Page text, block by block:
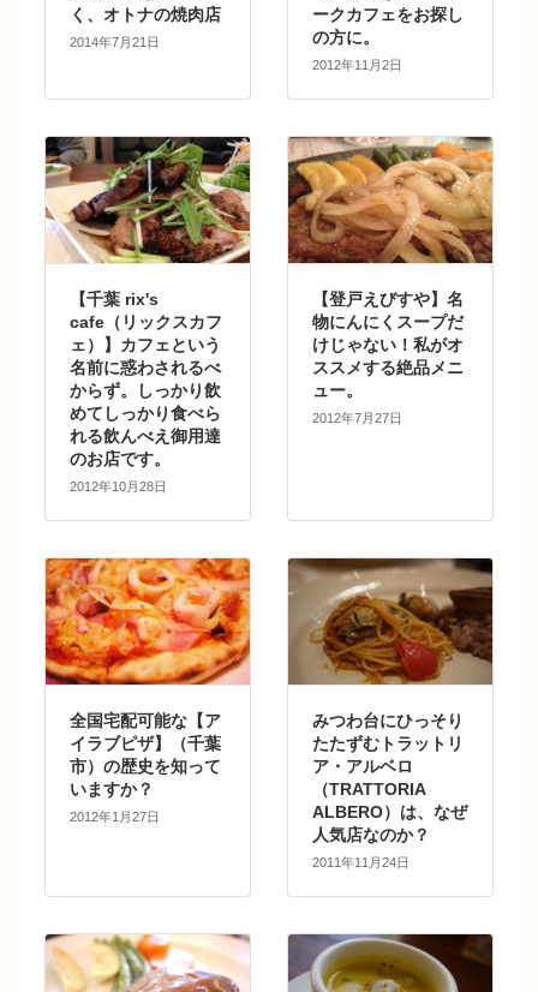
く、オトナの焼肉店
2014年7月21日
ークカフェをお探し
の方に。
2012年11月2日
【千葉 rix's
cafe（リックスカフ
ェ）】カフェという
名前に惑わされるべ
からず。しっかり飲
めてしっかり食べら
れる飲んべえ御用達
のお店です。
2012年10月28日
【登戸えびすや】名
物にんにくスープだ
けじゃない！私がオ
ススメする絶品メニ
ュー。
2012年7月27日
全国宅配可能な【ア
イラブピザ】（千葉
市）の歴史を知って
いますか？
2012年1月27日
みつわ台にひっそり
たたずむトラットリ
ア・アルベロ
（TRATTORIA
ALBERO）は、なぜ
人気店なのか？
2011年11月24日